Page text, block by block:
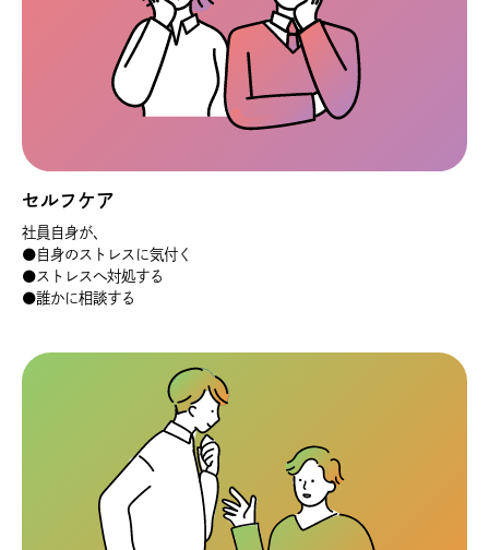
セルフケア
社員自身が、
●自身のストレスに気付く
●ストレスへ対処する
●誰かに相談する